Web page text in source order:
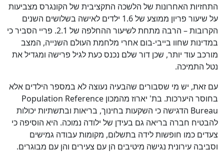
התחזיות האחרונות של הלשכה התקציבית של הקונגרס מצביעות
על שיעור פריון ממוצע של 1.6 ילדים לאישה בשלושים השנים
הקרובות – הרבה מתחת לשיעור ההחלפה של 2.1. פריי הסביר כי
במדינות שחוו בייבי-בום אחרי מלחמת העולם השנייה, המצב
מורכב עוד יותר, שכן דור שלם נכנס כעת לגיל פרישה ומגדיל את
נטל התמיכה.
עם זאת, יש מי שסבורים שהבעיה נעוצה לא במספר הילדים אלא
בחוסר היערכות. בת' יארוז מהמכון Population Reference
Bureau הדגישה כי השקעות בחינוך, בריאות ובתשתיות יכולות
להבטיח חברה בריאה גם בעידן של ילודה נמוכה. היא הוסיפה כי
צעדים כמו חופשות לידה בתשלום, מקומות עבודה גמישים
וסביבה עירונית נגישה מיטיבים הן עם צעירים והן עם מבוגרים.
100% כן